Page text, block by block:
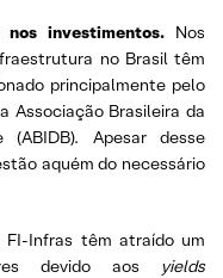
investimentos.Nos
no Brasil têm
principalmente pelo
Associação Brasileira da
Apesar desse
aquém do necessário
Infras têm atraído um
devido aos
yields